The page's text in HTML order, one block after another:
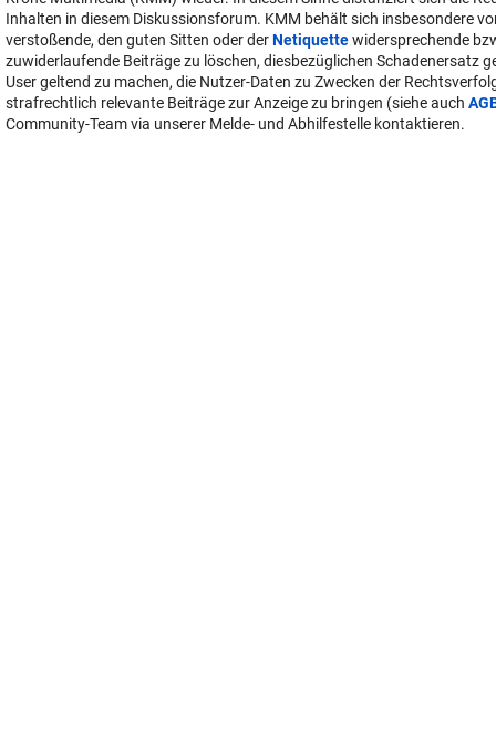
Inhalten in diesem Diskussionsforum. KMM behält sich insbesondere
verstoßende, den guten Sitten oder derNetiquettewidersprechende
zuwiderlaufende Beiträge zu löschen, diesbezüglichen Schadenersatz
User geltend zu machen, die Nutzer-Daten zu Zwecken der
strafrechtlich relevante Beiträge zur Anzeige zu bringen (siehe auch
Community-Team via unserer Melde- und Abhilfestelle kontaktieren.